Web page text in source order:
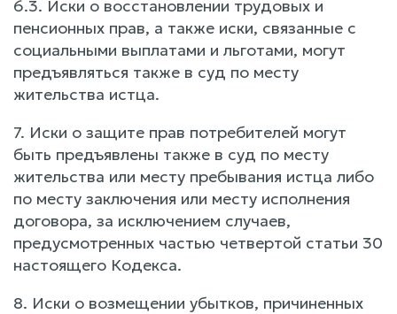
6.3. Иски о восстановлении трудовых и
пенсионных прав, а также иски, связанные с
социальными выплатами и льготами, могут
предъявляться также в суд по месту
жительства истца.
7. Иски о защите прав потребителей могут
быть предъявлены также в суд по месту
жительства или месту пребывания истца либо
по месту заключения или месту исполнения
договора, за исключением случаев,
предусмотренных частью четвертой статьи 30
настоящего Кодекса.
8. Иски о возмещении убытков, причиненных